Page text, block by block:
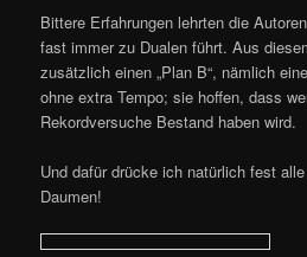
Bittere Erfahrungen lehrten die
fast immer zu Dualen führt. Aus
zusätzlich einen „Plan B“, nämlich
ohne extra Tempo; sie hoffen, dass
Rekordversuche Bestand haben wird.
Und dafür drücke ich natürlich fest
Daumen!